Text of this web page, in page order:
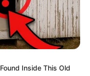
Inside This Old